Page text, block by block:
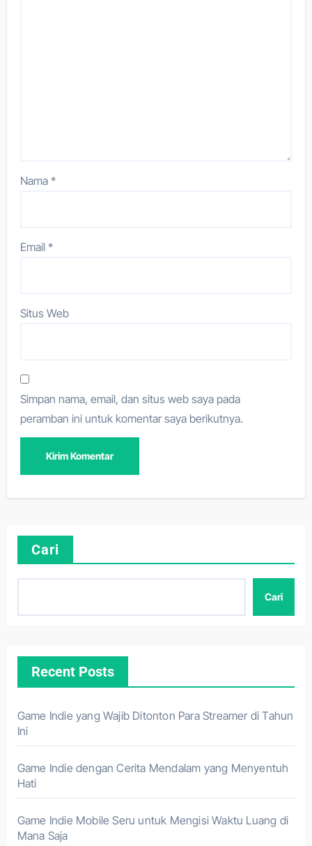
Nama*
Email*
Situs Web
Simpan nama, email, dan situs web saya pada
peramban ini untuk komentar saya berikutnya.
Cari
Cari
Recent Posts
Game Indie yang Wajib Ditonton Para Streamer di Tahun
Ini
Game Indie dengan Cerita Mendalam yang Menyentuh
Hati
Game Indie Mobile Seru untuk Mengisi Waktu Luang di
Mana Saja